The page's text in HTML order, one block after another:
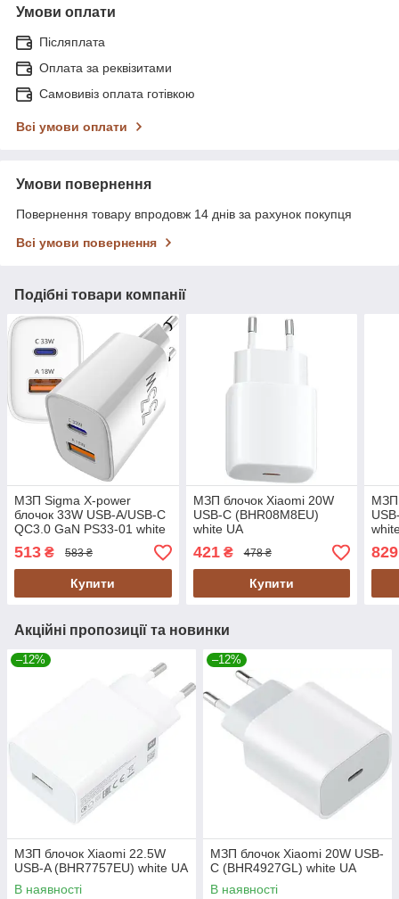
Умови оплати
Післяплата
Оплата за реквізитами
Самовивіз оплата готівкою
Всі умови оплати
Умови повернення
Повернення товару впродовж 14 днів за рахунок покупця
Всі умови повернення
Подібні товари компанії
МЗП Sigma X-power
блочок 33W USB-A/USB-C
QC3.0 GaN PS33-01 white
UA
513 ₴ 583 ₴
Купити
МЗП блочок Xiaomi 20W
USB-C (BHR08M8EU)
white UA
421₴ 478 ₴
Купити
МЗП
829
Акційні пропозиції та новинки
–12%
МЗП блочок Xiaomi 22.5W
USB-A (BHR7757EU) white UA
В наявності
–12%
МЗП блочок Xiaomi 20W USB-
C (BHR4927GL) white UA
В наявності